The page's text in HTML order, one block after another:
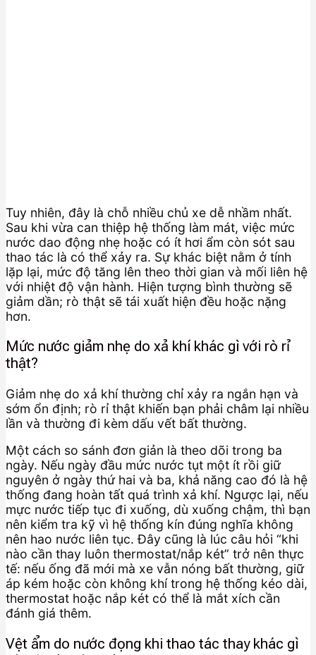
Tuy nhiên, đây là chỗ nhiều chủ xe dễ nhầm nhất.
Sau khi vừa can thiệp hệ thống làm mát, việc mức
nước dao động nhẹ hoặc có ít hơi ẩm còn sót sau
thao tác là có thể xảy ra. Sự khác biệt nằm ở tính
lặp lại, mức độ tăng lên theo thời gian và mối liên hệ
với nhiệt độ vận hành. Hiện tượng bình thường sẽ
giảm dần; rò thật sẽ tái xuất hiện đều hoặc nặng
hơn.
Mức nước giảm nhẹ do xả khí khác gì với rò rỉ
thật?
Giảm nhẹ do xả khí thường chỉ xảy ra ngắn hạn và
sớm ổn định; rò rỉ thật khiến bạn phải châm lại nhiều
lần và thường đi kèm dấu vết bất thường.
Một cách so sánh đơn giản là theo dõi trong ba
ngày. Nếu ngày đầu mức nước tụt một ít rồi giữ
nguyên ở ngày thứ hai và ba, khả năng cao đó là hệ
thống đang hoàn tất quá trình xả khí. Ngược lại, nếu
mực nước tiếp tục đi xuống, dù xuống chậm, thì bạn
nên kiểm tra kỹ vì hệ thống kín đúng nghĩa không
nên hao nước liên tục. Đây cũng là lúc câu hỏi “khi
nào cần thay luôn thermostat/nắp két” trở nên thực
tế: nếu ống đã mới mà xe vẫn nóng bất thường, giữ
áp kém hoặc còn không khí trong hệ thống kéo dài,
thermostat hoặc nắp két có thể là mắt xích cần
đánh giá thêm.
Vệt ẩm do nước đọng khi thao tác thay khác gì